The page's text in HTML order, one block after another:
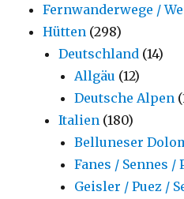
Fernwanderwege /
Hütten (298)
Deutschland (14)
Allgäu (12)
Deutsche Alpen
Italien (180)
Belluneser
Fanes / Sennes /
Geisler / Puez /